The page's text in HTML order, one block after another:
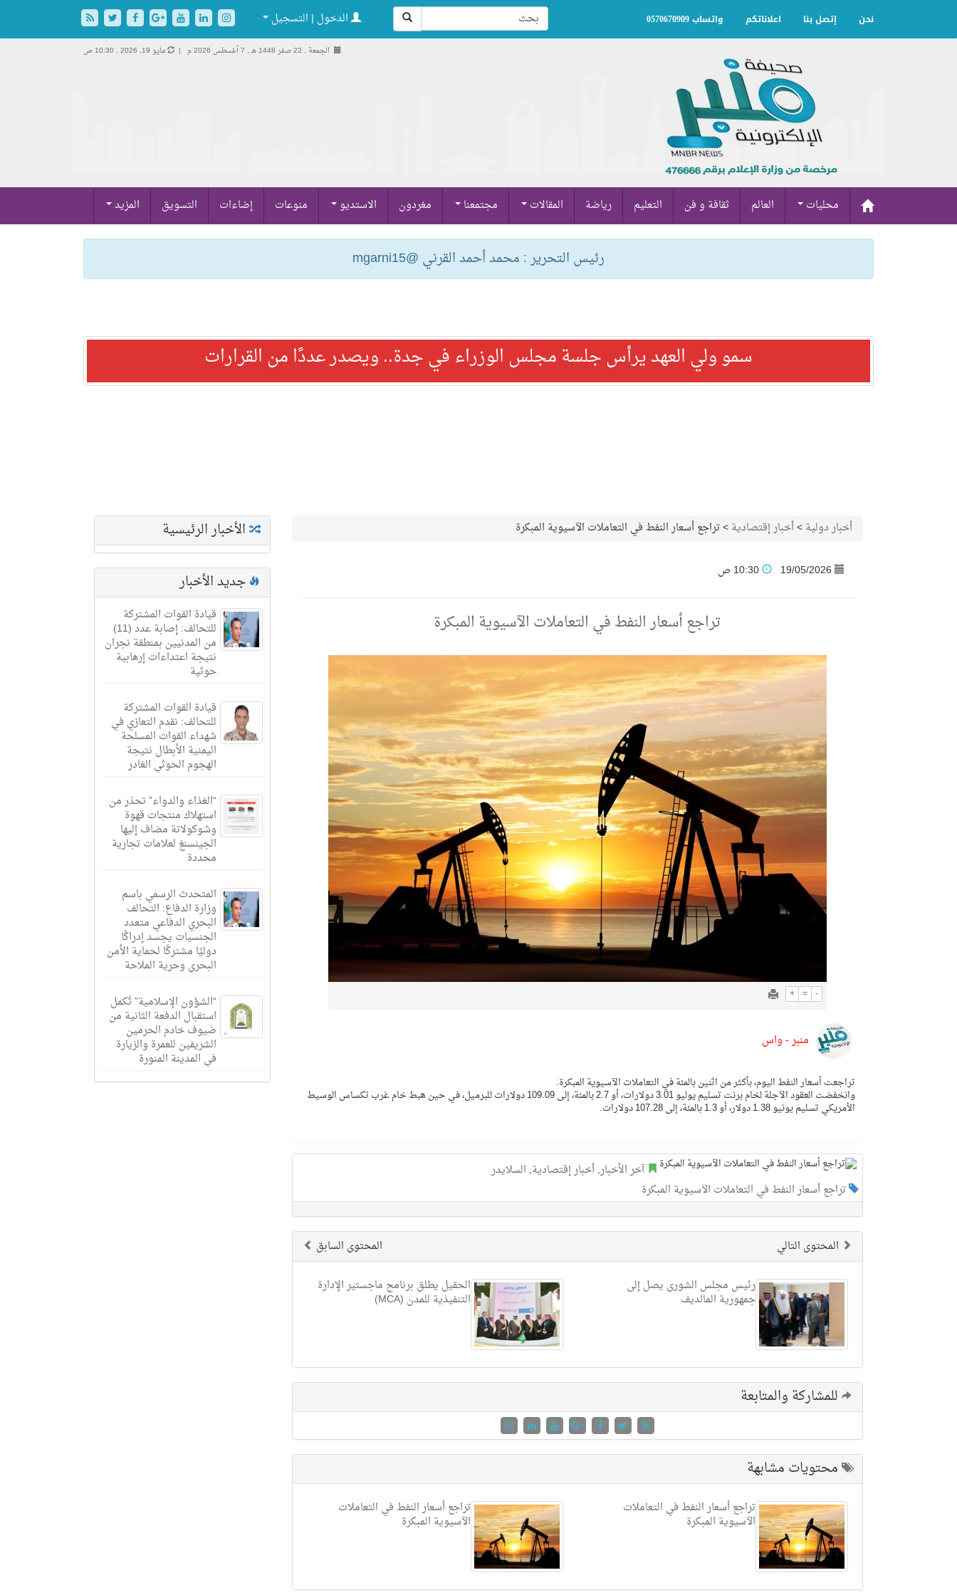
نحن إتصل بنا اعلاناتكم واتساب 0570670909 الدخول | التسجيل
الجمعة , 22 صفر 1448 هـ , 7 أغسطس 2026 م | مايو 19, 2026 , 10:30 ص
محليات العالم ثقافة و فن التعليم رياضة المقالات مجتمعنا مغردون الاستديو منوعات إضاءات التسويق المزيد
رئيس التحرير : محمد أحمد القرني @mgarni15
سمو ولي العهد يرأس جلسة مجلس الوزراء في جدة.. ويصدر عددًا من القرارات
الأخبار الرئيسية
جديد الأخبار
قيادة القوات المشتركة
للتحالف: إصابة عدد (11)
من المدنيين بمنطقة نجران
نتيجة اعتداءات إرهابية
حوثية
قيادة القوات المشتركة
للتحالف: نقدم التعازي في
شهداء القوات المسلحة
اليمنية الأبطال نتيجة
الهجوم الحوثي الغادر
“الغذاء والدواء” تحذر من
استهلاك منتجات قهوة
وشوكولاتة مضاف إليها
الجينسنغ لعلامات تجارية
محددة
المتحدث الرسمي باسم
وزارة الدفاع: التحالف
البحري الدفاعي متعدد
الجنسيات يجسد إدراكًا
دوليًا مشتركًا لحماية الأمن
البحري وحرية الملاحة
“الشؤون الإسلامية” تُكمل
استقبال الدفعة الثانية من
ضيوف خادم الحرمين
الشريفين للعمرة والزيارة
في المدينة المنورة
أخبار دولية>أخبار إقتصادية>تراجع أسعار النفط في التعاملات الآسيوية المبكرة
19/05/2026
تراجع أسعار النفط في التعاملات الآسيوية المبكرة
+ = -
منبر - واس
تراجعت أسعار النفط اليوم، بأكثر من اثنين بالمئة في التعاملات الآسيوية المبكرة.
وانخفضت العقود الآجلة لخام برنت تسليم يوليو 3.01 دولارات، أو 2.7 بالمئة، إلى 109.09 دولارات للبرميل، في حين هبط خام غرب تكساس الوسيط
الأمريكي تسليم يونيو 1.38 دولار، أو 1.3 بالمئة، إلى 107.28 دولارات.
آخر الأخبار,أخبار إقتصادية, السلايدر
تراجع أسعار النفط في التعاملات الآسيوية المبكرة
المحتوى السابق المحتوى التالي
الحقيل يطلق برنامج ماجستير الإدارة
التنفيذية للمدن (MCA)
رئيس مجلس الشورى يصل إلى
جمهورية المالديف
للمشاركة والمتابعة
محتويات مشابهة
تراجع أسعار النفط في التعاملات
الآسيوية المبكرة
تراجع أسعار النفط في التعاملات
الآسيوية المبكرة